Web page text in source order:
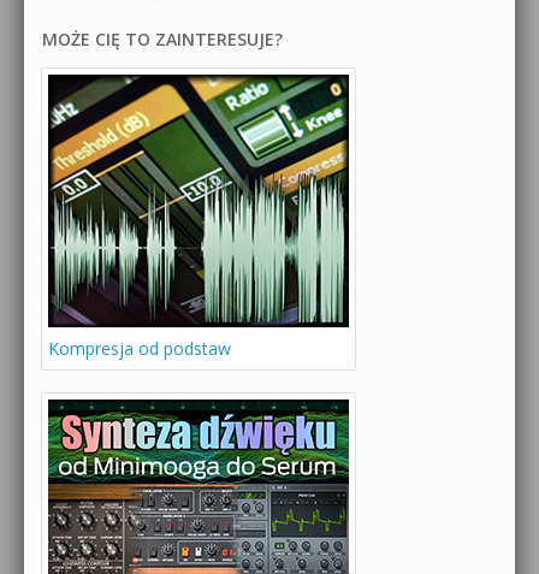
MOŻE CIĘ TO ZAINTERESUJE?
Kompresja od podstaw